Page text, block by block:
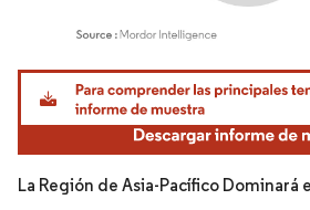
Imagen © Mordor Intelligence. El uso requiere
La Región de Asia-Pacífico Dominará